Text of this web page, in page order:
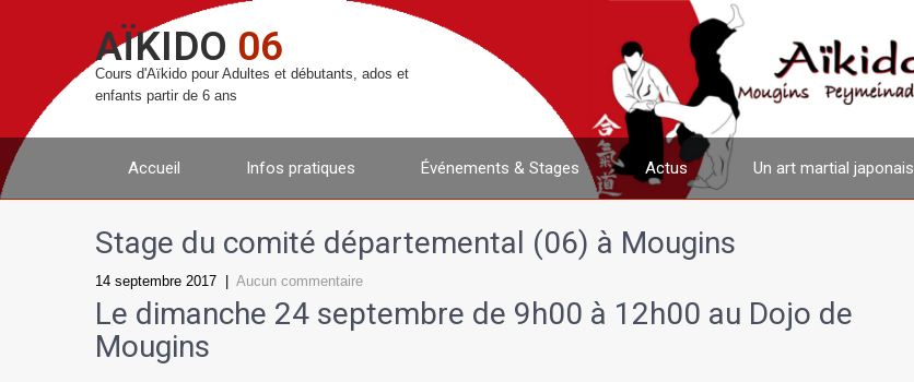
AÏKIDO 06
Cours d'Aïkido pour Adultes et débutants, ados et
enfants partir de 6 ans
Accueil Infos pratiques Événements & Stages Actus Un art martial japonais
Stage du comité départemental (06) à Mougins
14 septembre 2017 Aucun commentaire
Le dimanche 24 septembre de 9h00 à 12h00 au Dojo de
Mougins